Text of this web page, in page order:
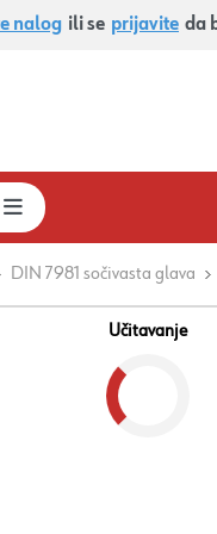
nalog ili se prijavite da
DIN 7981 sočivasta glava
Učitavanje